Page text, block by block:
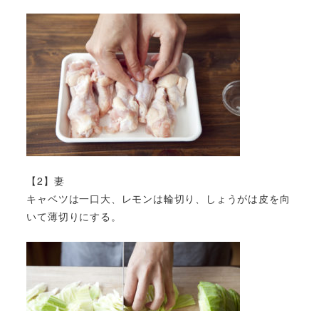
【2】妻
キャベツは一口大、レモンは輪切り、しょうがは皮を向
いて薄切りにする。